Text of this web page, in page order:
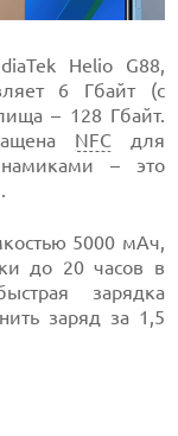
Helio G88,
6 Гбайт (с
– 128 Гбайт.
NFC для
– это
5000 мАч,
до 20 часов в
зарядка
заряд за 1,5